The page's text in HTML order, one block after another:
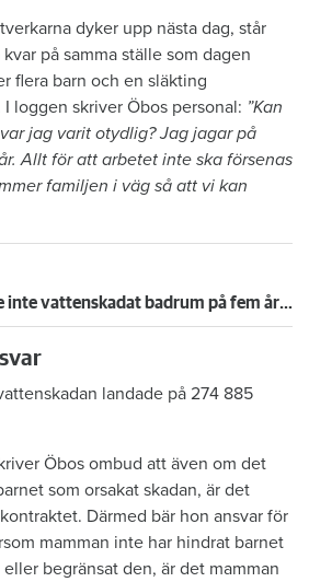
dyker upp nästa dag, står
på samma ställe som dagen
flera barn och en släkting
loggen skriver Öbos personal: ”Kan
jag varit otydlig? Jag jagar på
Allt för att arbetet inte ska försenas
familjen i väg så att vi kan
Anmälde inte vattenskadat badrum på fem år – krävs på 125 000 kronor
landade på 274 885
Öbos ombud att även om det
som orsakat skadan, är det
Därmed bär hon ansvar för
mamman inte har hindrat barnet
begränsat den, är det mamman